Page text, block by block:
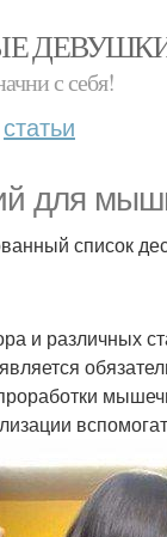
с себя!
статьи
для
список
и различных